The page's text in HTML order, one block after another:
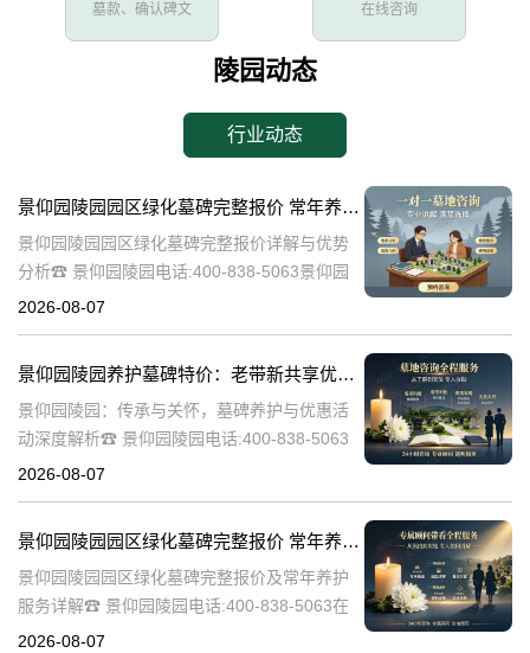
墓款、确认碑文
在线咨询
陵园动态
行业动态
景仰园陵园园区绿化墓碑完整报价 常年养护不收取额外费用详解与优势分析
景仰园陵园园区绿化墓碑完整报价详解与优势
分析☎ 景仰园陵园电话:400-838-5063景仰园
陵园作为一家专业的陵园服务机构，致力于为
2026-08-07
景仰园陵园养护墓碑特价：老带新共享优惠，福利大放送！
景仰园陵园：传承与关怀，墓碑养护与优惠活
动深度解析☎ 景仰园陵园电话:400-838-5063
景仰园陵园，一个致力于为逝者提供最优质安
2026-08-07
景仰园陵园园区绿化墓碑完整报价 常年养护不收取额外费用详解
景仰园陵园园区绿化墓碑完整报价及常年养护
服务详解☎ 景仰园陵园电话:400-838-5063在
现代社会，人们对逝者的纪念方式越来越注重
2026-08-07